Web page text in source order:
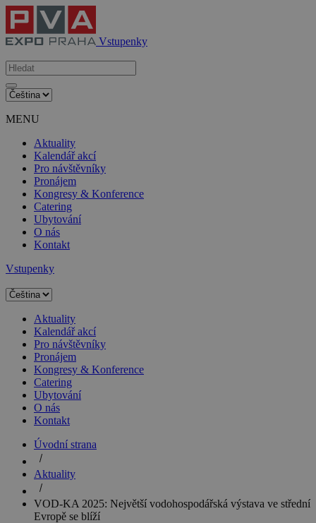
Vstupenky
MENU
Aktuality
Kalendář akcí
Pro návštěvníky
Pronájem
Kongresy & Konference
Catering
Ubytování
O nás
Kontakt
Vstupenky
Aktuality
Kalendář akcí
Pro návštěvníky
Pronájem
Kongresy & Konference
Catering
Ubytování
O nás
Kontakt
Úvodní strana
Aktuality
VOD-KA 2025: Největší vodohospodářská výstava ve střední
Evropě se blíží